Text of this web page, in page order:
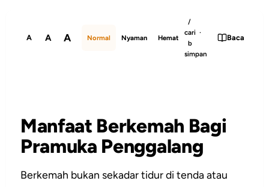
A A A Normal Nyaman Hemat
/
cari ·
b
simpan
Baca
Manfaat Berkemah Bagi
Pramuka Penggalang
Berkemah bukan sekadar tidur di tenda atau